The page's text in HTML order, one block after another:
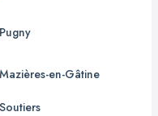
Pugny
Mazières-en-Gâtine
Soutiers